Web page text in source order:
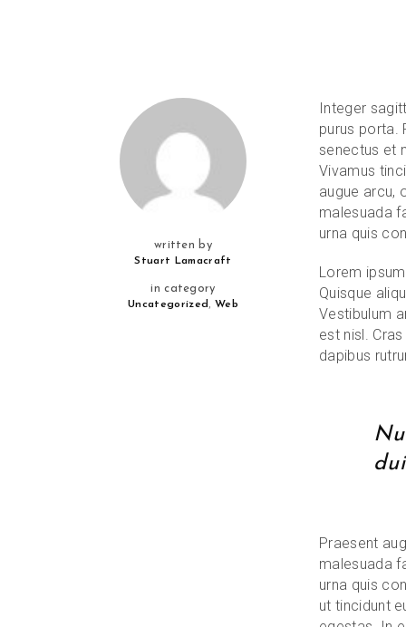
written by
Stuart Lamacraft
in category
Uncategorized , Web
Integer
purus porta.
senectus et
Vivamus
augue arcu,
malesuada
urna quis
Lorem
Quisque
Vestibulum
est nisl.
dapibus
Praesent
malesuada
urna quis
ut tincidunt